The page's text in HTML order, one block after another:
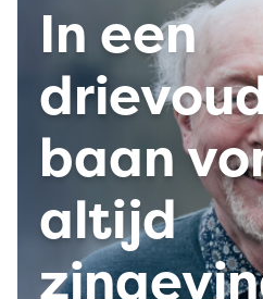
In een
baan
altijd